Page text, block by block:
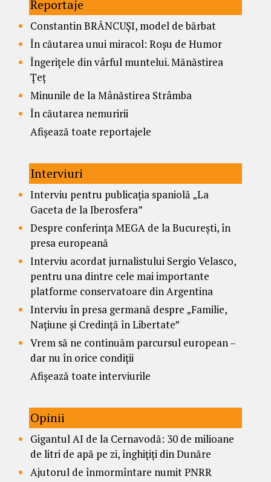
Reportaje
Constantin BRÂNCUȘI, model de bărbat
În căutarea unui miracol: Roșu de Humor
Îngerițele din vârful muntelui. Mănăstirea
Țeț
Minunile de la Mânăstirea Strâmba
În căutarea nemuririi
Afișează toate reportajele
Interviuri
Interviu pentru publicația spaniolă „La
Gaceta de la Iberosfera”
Despre conferința MEGA de la București, în
presa europeană
Interviu acordat jurnalistului Sergio Velasco,
pentru una dintre cele mai importante
platforme conservatoare din Argentina
Interviu în presa germană despre „Familie,
Națiune și Credință în Libertate”
Vrem să ne continuăm parcursul european –
dar nu în orice condiții
Afișează toate interviurile
Opinii
Gigantul AI de la Cernavodă: 30 de milioane
de litri de apă pe zi, înghițiți din Dunăre
Ajutorul de înmormîntare numit PNRR